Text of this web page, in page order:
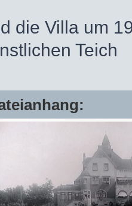
die Villa um
Teich